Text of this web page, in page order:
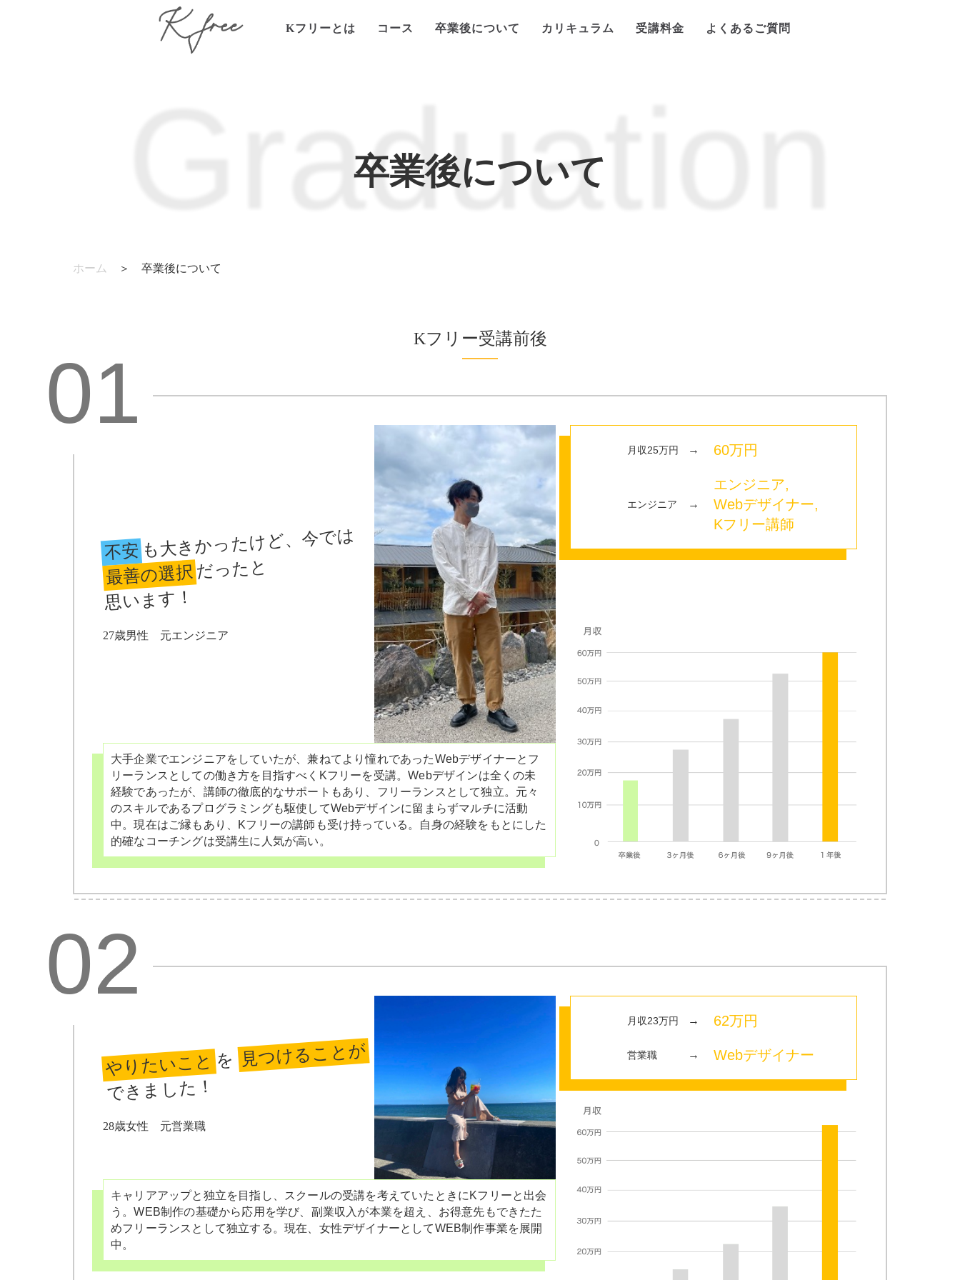
Kフリーとは コース 卒業後について カリキュラム 受講料金 よくあるご質問
卒業後について
Graduation
ホーム ＞ 卒業後について
Kフリー受講前後
01
不安も大きかったけど、今では
最善の選択だったと
思います！
27歳男性 元エンジニア
大手企業でエンジニアをしていたが、兼ねてより憧れであったWebデザイナーとフ
リーランスとしての働き方を目指すべくKフリーを受講。Webデザインは全くの未
経験であったが、講師の徹底的なサポートもあり、フリーランスとして独立。元々
のスキルであるプログラミングも駆使してWebデザインに留まらずマルチに活動
中。現在はご縁もあり、Kフリーの講師も受け持っている。自身の経験をもとにした
的確なコーチングは受講生に人気が高い。
月収25万円 → 60万円
エンジニア →
エンジニア,
Webデザイナー,
Kフリー講師
02
やりたいこと を見つけることが
できました！
28歳女性 元営業職
キャリアアップと独立を目指し、スクールの受講を考えていたときにKフリーと出会
う。WEB制作の基礎から応用を学び、副業収入が本業を超え、お得意先もできたた
めフリーランスとして独立する。現在、女性デザイナーとしてWEB制作事業を展開
中。
月収23万円 → 62万円
営業職 → Webデザイナー